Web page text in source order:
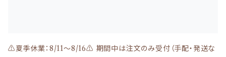
お腹、消化器
⚠️夏季休業：8/11～8/16⚠️ 期間中は注文のみ受付（手配・発送な